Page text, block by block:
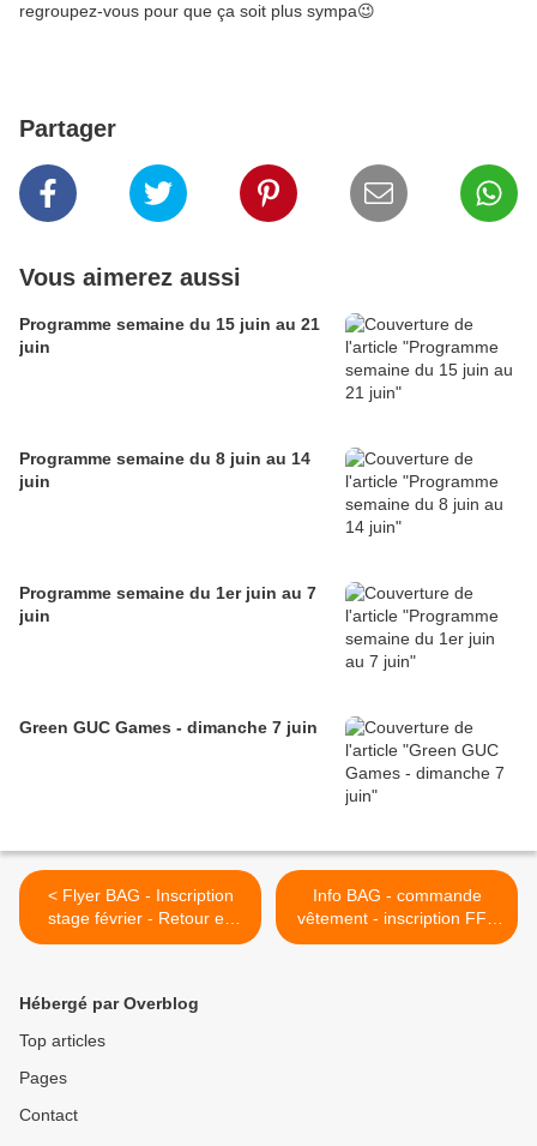
regroupez-vous pour que ça soit plus sympa😉
Partager
Vous aimerez aussi
Programme semaine du 15 juin au 21
juin
Programme semaine du 8 juin au 14
juin
Programme semaine du 1er juin au 7
juin
Green GUC Games - dimanche 7 juin
< Flyer BAG - Inscription
stage février - Retour en
image sur la course de
Info BAG - commande
vêtement - inscription FFS
>
Hébergé par Overblog
Top articles
Pages
Contact